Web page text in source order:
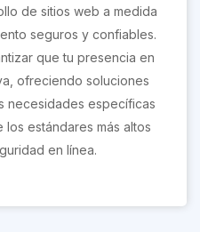
de sitios web a medida
seguros y confiables.
que tu presencia en
ofreciendo soluciones
necesidades específicas
estándares más altos
en línea.